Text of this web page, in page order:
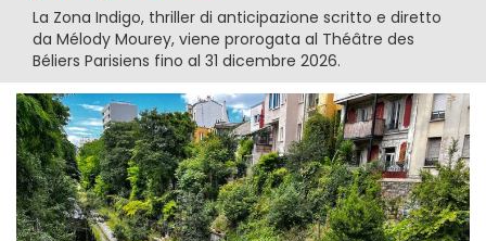
La Zona Indigo, thriller di anticipazione scritto e diretto
da Mélody Mourey, viene prorogata al Théâtre des
Béliers Parisiens fino al 31 dicembre 2026.